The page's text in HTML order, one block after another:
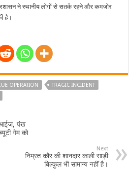
ने स्थानीय लोगों से सतर्क रहने और कमजोर
है।
OPERATION
TRAGIC INCIDENT
आईज, पंख
गेम को
Next
निम्रत कौर की शानदार काली साड़ी
बिल्कुल भी सामान्य नहीं है।